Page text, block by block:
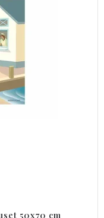
50x70 cm